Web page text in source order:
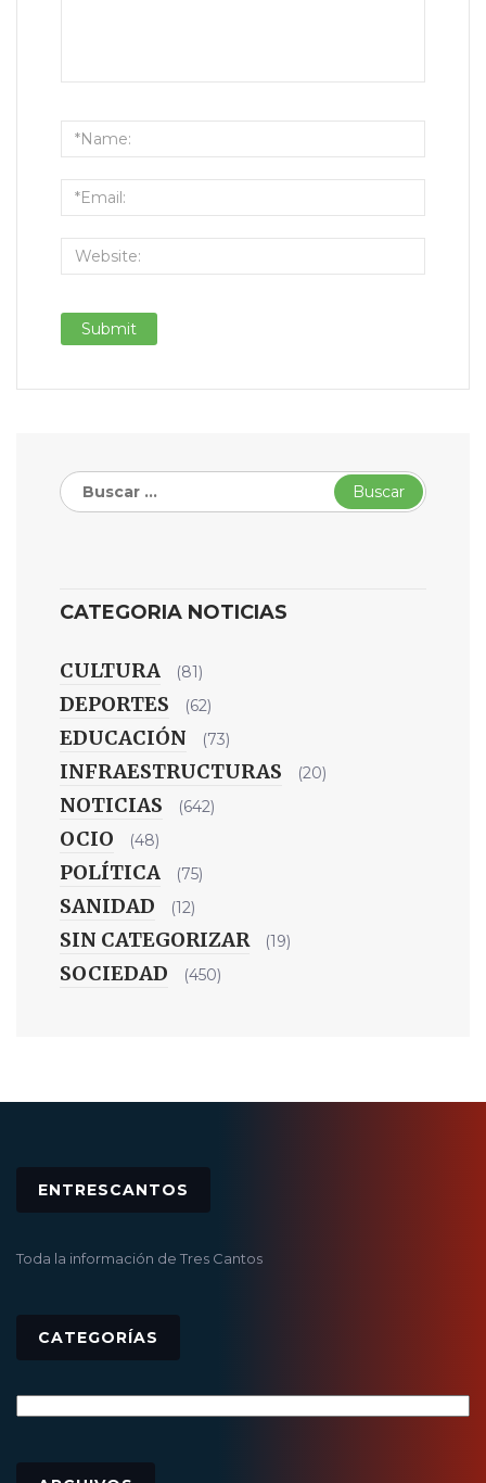
Buscar:
CATEGORIA NOTICIAS
CULTURA (81)
DEPORTES (62)
EDUCACIÓN (73)
INFRAESTRUCTURAS (20)
NOTICIAS (642)
OCIO (48)
POLÍTICA (75)
SANIDAD (12)
SIN CATEGORIZAR (19)
SOCIEDAD (450)
ENTRESCANTOS
Toda la información de Tres Cantos
CATEGORÍAS